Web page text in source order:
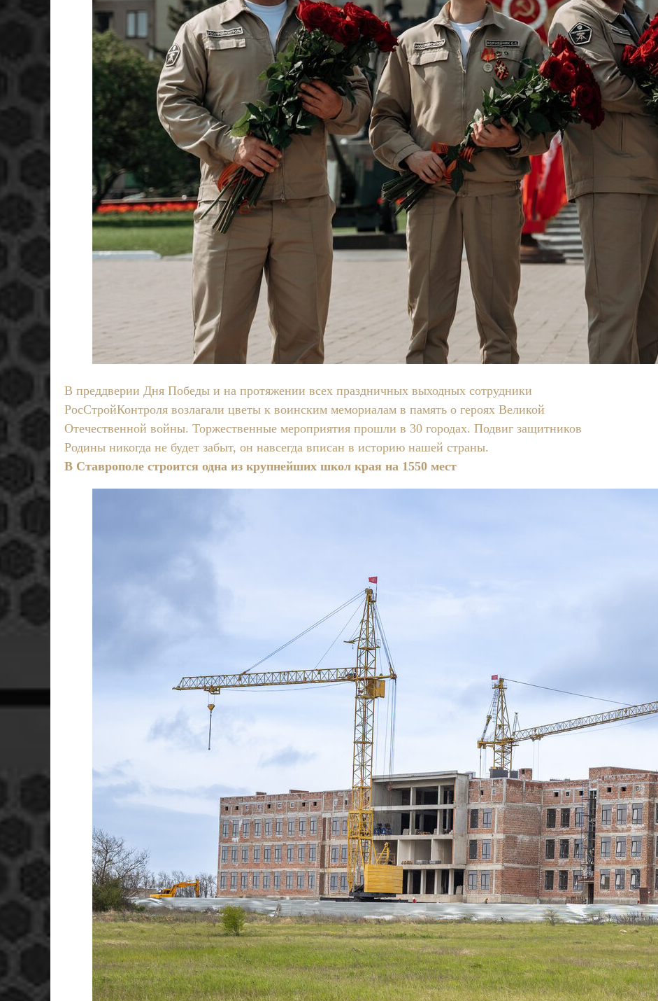
В преддверии Дня Победы и на протяжении всех праздничных выходных сотрудники
РосСтройКонтроля возлагали цветы к воинским мемориалам в память о героях Великой
Отечественной войны. Торжественные мероприятия прошли в 30 городах. Подвиг защитников
Родины никогда не будет забыт, он навсегда вписан в историю нашей страны.
В Ставрополе строится одна из крупнейших школ края на 1550 мест